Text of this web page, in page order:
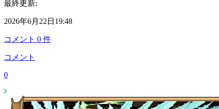
最終更新:
2026年6月22日19:48
コメント 0 件
コメント
0